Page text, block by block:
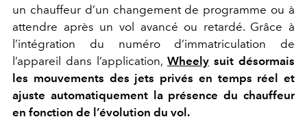
un chauffeur d’un changement de programme ou à
attendre après un vol avancé ou retardé. Grâce à
l’intégration du numéro d’immatriculation de
l’appareil dans l’application, Wheely suit désormais
les mouvements des jets privés en temps réel et
ajuste automatiquement la présence du chauffeur
en fonction de l’évolution du vol.